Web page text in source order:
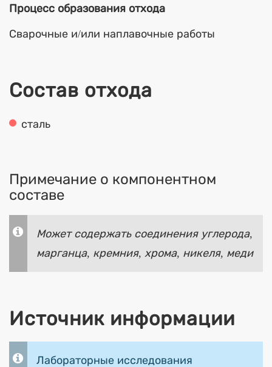
Процесс образования отхода
Сварочные и/или наплавочные работы
Состав отхода
сталь
Примечание о компонентном
составе
Может содержать соединения углерода,
марганца, кремния, хрома, никеля, меди
Источник информации
Лабораторные исследования